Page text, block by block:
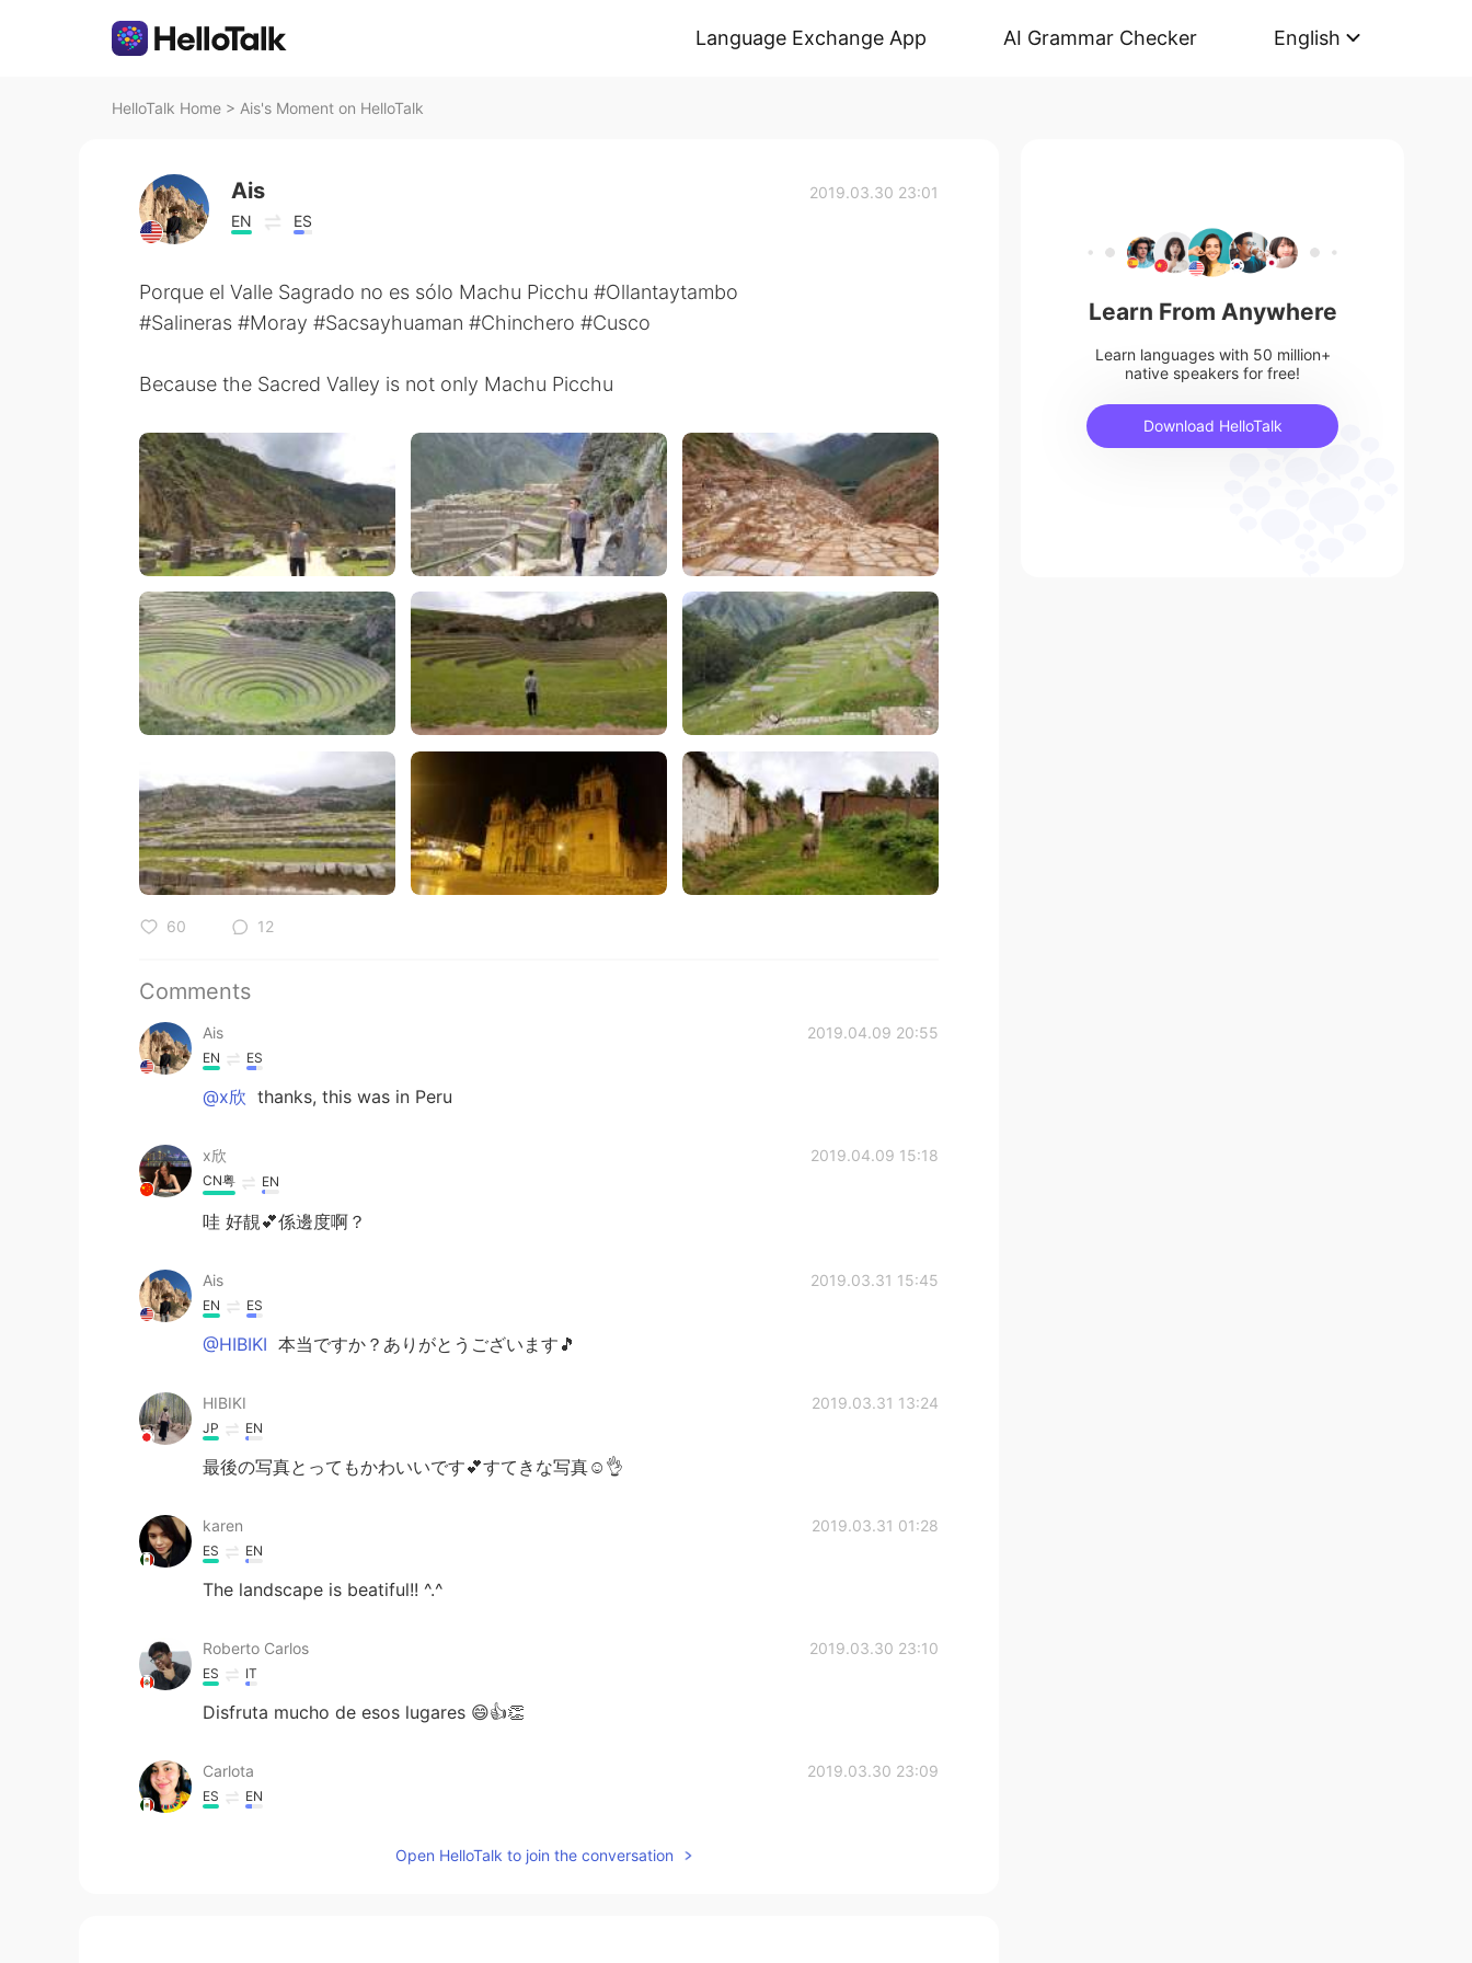
Language Exchange App AI Grammar Checker English
HelloTalk Home > Ais's Moment on HelloTalk
Ais
EN ES
2019.03.30 23:01
Porque el Valle Sagrado no es sólo Machu Picchu #Ollantaytambo
#Salineras #Moray #Sacsayhuaman #Chinchero #Cusco
Because the Sacred Valley is not only Machu Picchu
60 12
Comments
Ais 2019.04.09 20:55
EN ES
@x欣 thanks, this was in Peru
x欣 2019.04.09 15:18
CN粤 EN
哇 好靚💕係邊度啊？
Ais 2019.03.31 15:45
EN ES
@HIBIKI 本当ですか？ありがとうございます🎵
HIBIKI 2019.03.31 13:24
JP EN
最後の写真とってもかわいいです💕すてきな写真☺️👌
karen 2019.03.31 01:28
ES EN
The landscape is beatiful!! ^.^
Roberto Carlos 2019.03.30 23:10
ES IT
Disfruta mucho de esos lugares 😄👍👏
Carlota 2019.03.30 23:09
ES EN
Open HelloTalk to join the conversation
Learn From Anywhere
Learn languages with 50 million+
native speakers for free!
Download HelloTalk